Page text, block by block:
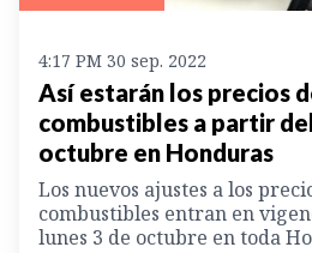
4:17 PM 30 sep. 2022
Así estarán los precios
combustibles a partir
octubre en Honduras
Los nuevos ajustes a los
combustibles entran en
lunes 3 de octubre en toda